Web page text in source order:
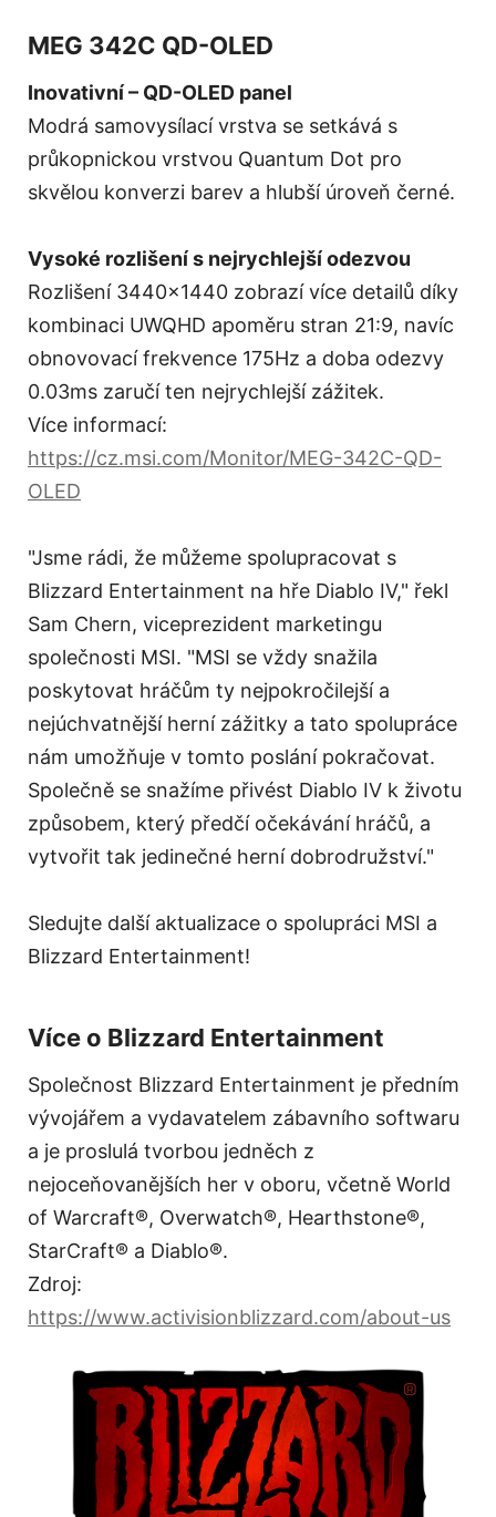
MEG 342C QD-OLED
Inovativní – QD-OLED panel
Modrá samovysílací vrstva se setkává s
průkopnickou vrstvou Quantum Dot pro
skvělou konverzi barev a hlubší úroveň černé.
Vysoké rozlišení s nejrychlejší odezvou
Rozlišení 3440x1440 zobrazí více detailů díky
kombinaci UWQHD apoměru stran 21:9, navíc
obnovovací frekvence 175Hz a doba odezvy
0.03ms zaručí ten nejrychlejší zážitek.
Více informací:
https://cz.msi.com/Monitor/MEG-342C-QD-
OLED
"Jsme rádi, že můžeme spolupracovat s
Blizzard Entertainment na hře Diablo IV," řekl
Sam Chern, viceprezident marketingu
společnosti MSI. "MSI se vždy snažila
poskytovat hráčům ty nejpokročilejší a
nejúchvatnější herní zážitky a tato spolupráce
nám umožňuje v tomto poslání pokračovat.
Společně se snažíme přivést Diablo IV k životu
způsobem, který předčí očekávání hráčů, a
vytvořit tak jedinečné herní dobrodružství."
Sledujte další aktualizace o spolupráci MSI a
Blizzard Entertainment!
Více o Blizzard Entertainment
Společnost Blizzard Entertainment je předním
vývojářem a vydavatelem zábavního softwaru
a je proslulá tvorbou jedněch z
nejoceňovanějších her v oboru, včetně World
of Warcraft®, Overwatch®, Hearthstone®,
StarCraft® a Diablo®.
Zdroj:
https://www.activisionblizzard.com/about-us